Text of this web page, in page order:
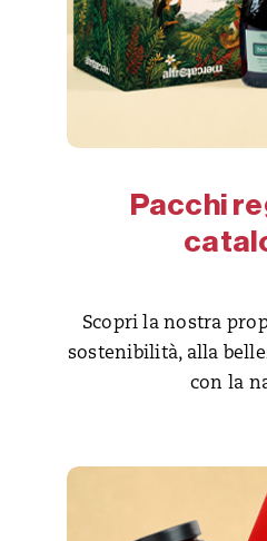
Pacchi
Scopri la nostra
sostenibilità, alla
con la